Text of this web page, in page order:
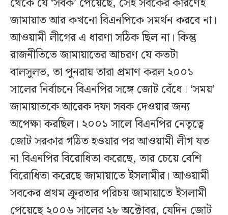
জামায়াত আর কখনো বিএনপিকে সমর্থন করবে না।
আওয়ামী লীগের এ ধারণা সঠিক ছিল না। কিন্তু
রাজনীতিতে জামায়াতের আচরণ যে কতটা
বালসুলভ, তা পুনরায় তারা প্রমাণ করল ২০০১
সালের নির্বাচনে বিএনপির সঙ্গে জোট বেঁধে। ‘সময়’
জামায়াতকে আরেক দফা সবক দেওয়ার জন্য
অপেক্ষা করছিল। ২০০১ সালে বিএনপির নেতৃত্বে
জোট সরকার গঠিত হওয়ার পর আওয়ামী লীগ যত
না বিএনপির বিরোধিতা করেছে, তার চেয়ে বেশি
বিরোধিতা করেছে জামায়াতে ইসলামীর। আওয়ামী
সবকের প্রথম ক্রূরতার পরিচয় জামায়াতে ইসলামী
পেয়েছে ২০০৬ সালের ২৮ অক্টোবর, যেদিন জোট